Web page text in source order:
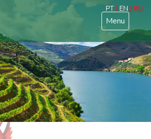
PT |EN| RU
Menu